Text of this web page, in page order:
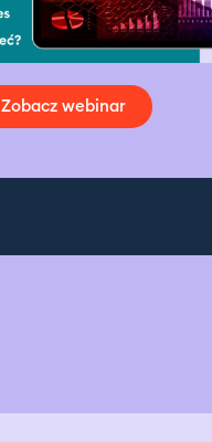
Zobacz webinar